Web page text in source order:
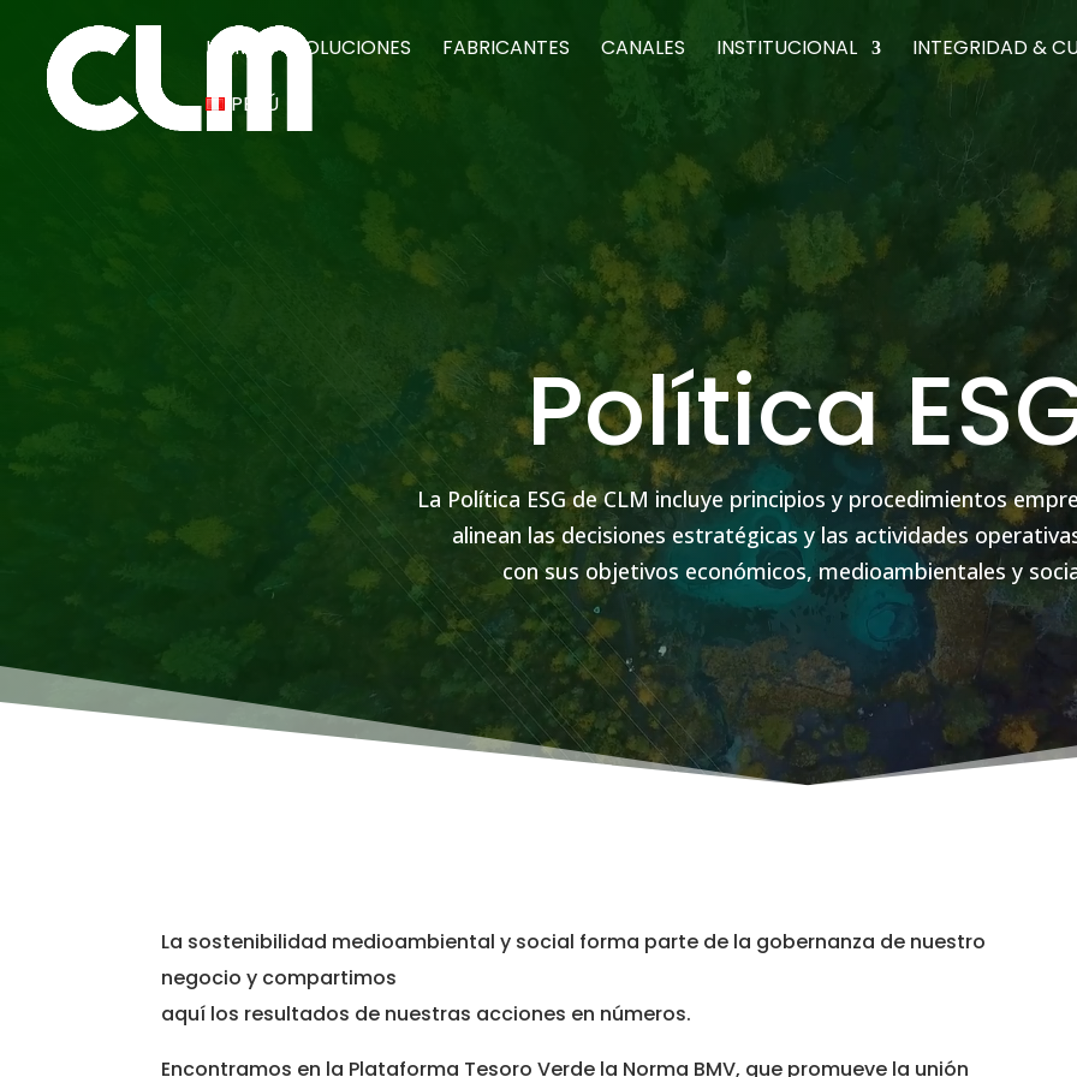
HOME SOLUCIONES FABRICANTES CANALES INSTITUCIONAL INTEGRIDAD &
PERÚ
Player
Política
La Política ESG de CLM incluye principios y procedimientos
alinean las decisiones estratégicas y las actividades
con sus objetivos económicos, medioambientales y
La sostenibilidad medioambiental y social forma parte de la gobernanza de nuestro
negocio y compartimos
aquí los resultados de nuestras acciones en números.
Encontramos en la Plataforma Tesoro Verde la Norma BMV, que promueve la unión